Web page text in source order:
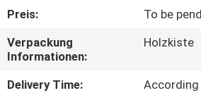
TRETEN
Preis:
To be
Verpackung
Informationen:
Holzkiste
Delivery Time: